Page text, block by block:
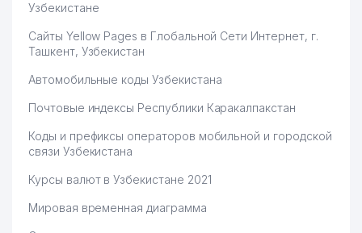
Узбекистане
Сайты Yellow Pages в Глобальной Сети Интернет, г.
Ташкент, Узбекистан
Автомобильные коды Узбекистана
Почтовые индексы Республики Каракалпакстан
Коды и префиксы операторов мобильной и городской
связи Узбекистана
Курсы валют в Узбекистане 2021
Мировая временная диаграмма